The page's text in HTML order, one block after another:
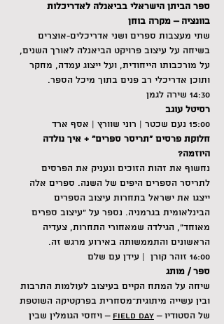
ספר הביתן הישראלי בביאנלה לאדריכלות
בוונציה – מקרה בוחן
שתי מעצבות ספרים ושני אדריכלים-אוצרים
בשיחה על עיצוב פרויקט הביאנלה לאורך השנים,
על מורכבותו הייחודית, ועל ייצוג עמדה, מחקר
ותוכן אדריכלי רב פנים בתוך מיכל הספר.
14:30 שירה לגמן
רסיטל עוגב
15:00 נעם שכטר | רוני שוורץ | אסף ארד
חלוקת פרסים ״תריסר ספרים״ + איך נולדה
היוזמה?
נחשוף את זהות הזוכים ונעניק את הפרסים
לתריסר הספרים היפים של השנה. ספרים אלה
ייצגו את ישראל בתחרות עיצוב הספרים
הבינלאומית בגרמניה. נספר על ״עיצוב ספרים
מאוחד״, הגילדה שמאחורי התחרות, צעדיה
הראשונים והתממשותה באירוע מרגש זה.
16:00 זוהר קורן  | עידן עם שלם
ספר / מותג
שיחה על המתח הקיים בעיצוב לעולמות התרבות
ובין עשייה מיתוגית־מסחרית בפרקטיקה השוטפת
של הסטודיו – Field Day – ויחסי הגומלין שבין